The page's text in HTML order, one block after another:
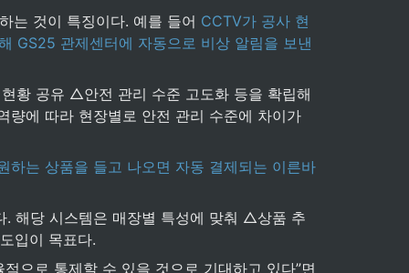
는 것이 특징이다. 예를 들어 CCTV가 공사 현
GS25 관제센터에 자동으로 비상 알림을 보낸
황 공유 △안전 관리 수준 고도화 등을 확립해
량에 따라 현장별로 안전 관리 수준에 차이가
하는 상품을 들고 나오면 자동 결제되는 이른바
. 해당 시스템은 매장별 특성에 맞춰 △상품 추
입이 목표다.
으로 통제할 수 있을 것으로 기대하고 있다”면